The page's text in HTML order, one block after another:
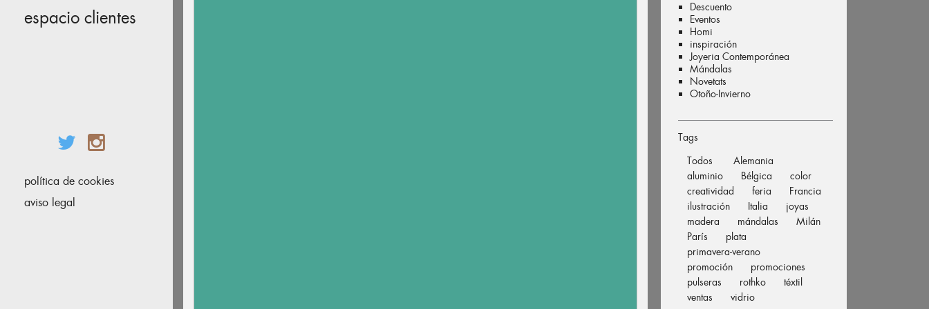
espacio clientes
política de cookies
aviso legal
Descuento
Eventos
Homi
inspiración
Joyeria Contemporánea
Mándalas
Novetats
Otoño-Invierno
Tags
Todos
Alemania
aluminio
Bélgica
color
creatividad
feria
Francia
ilustración
Italia
joyas
madera
mándalas
Milán
París
plata
primavera-verano
promoción
promociones
pulseras
rothko
téxtil
ventas
vidrio